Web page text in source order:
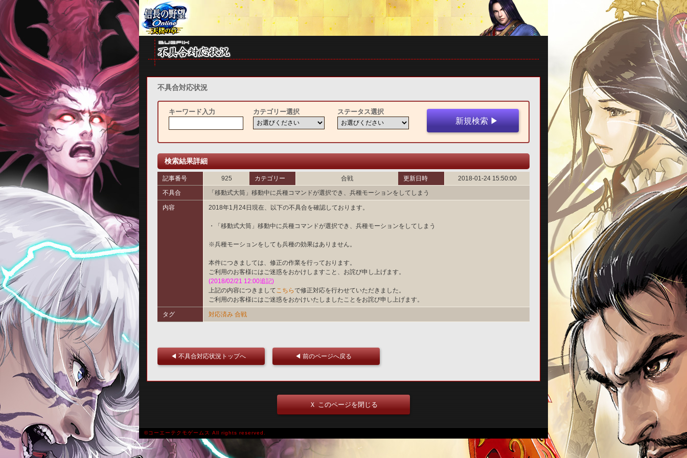
不具合対応状況
キーワード入力 カテゴリー選択 ステータス選択
検索結果詳細
記事番号 925 カテゴリー 合戦 更新日時
2018-01-24 15:50:00
不具合
「移動式大筒」移動中に兵種コマンドが選択でき、兵種モーションをしてしまう
内容 2018年1月24日現在、以下の不具合を確認しております。
・「移動式大筒」移動中に兵種コマンドが選択でき、兵種モーションをしてしまう
※兵種モーションをしても兵種の効果はありません。
本件につきましては、修正の作業を行っております。
ご利用のお客様にはご迷惑をおかけしますこと、お詫び申し上げます。
(2018/02/21 12:00追記)
上記の内容につきまして こちらで修正対応を行わせていただきました。
ご利用のお客様にはご迷惑をおかけいたしましたことをお詫び申し上げます。
タグ 対応済み 合戦
◀ 不具合対応状況トップへ ◀ 前のページへ戻る
Ｘ このページを閉じる